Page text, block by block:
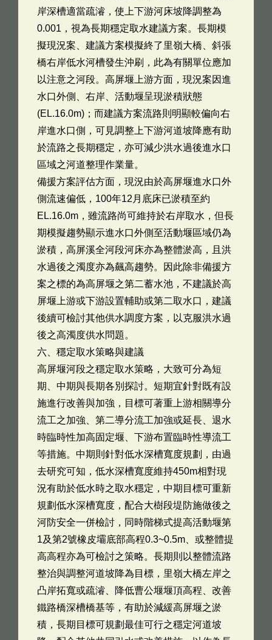
岸深槽適當疏濬，使上下游河床坡降調整為
0.001，視為長期穩定取水建議方案。長期模
擬現況案、建議方案模擬終了里嶺大橋、斜張
橋右岸低水河槽發生沖刷，此為有關單位應加
以注意之河段。高屏堰上游方面，現況案因進
水口外側、右岸、活動堰呈現淤積狀態
(EL.16.0m)；而建議方案流路則明顯較偏向右
岸進水口側，可見調整上下游河道坡降應有助
於流路之長期穩定，亦可減少洪水過後進水口
區域之河道整理作業量。
備援方案評估方面，現況由於高屏堰進水口外
側流速偏低，100年12月底床已淤積至約
EL.16.0m，雖流路尚可維持於右岸取水，但長
期模擬趨勢顯示進水口外側至活動堰區域仍為
淤積，高屏溪全河段河床亦為整體淤高，且洪
水過後之濁度亦為飆高趨勢。因此除非備援方
案之標的為高屏堰之第二蓄水池，不建議於高
屏堰上游或下游設置輔助或第二取水口，建議
後續可檢討其他供水調度方案，以克服洪水過
後之高濁度供水問題。
六、穩定取水策略與建議
高屏堰河段之穩定取水策略，大致可分為短
期、中期與長期各別探討。短期宜針對既有設
施進行改善與加強，目標可著重上游相關導分
流工之加強、第二導分流工加強或延長、退水
時臨時性加高固定堰、下游布置臨時性導流工
等措施。中期則針對低水深槽寬度規劃，由過
去研究可知，低水深槽寬度維持450m相對現
況有助於低水時之取水穩定，中期目標可重新
規劃低水深槽寬度，配合大樹段堤防施做後之
河防安全一併檢討，同時階梯式提高活動堰第
1及第2號橡皮壩底部高程0.3~0.5m、或整體提
高高程亦為可檢討之策略。長期則以整體流路
整治與調整河道坡降為目標，里嶺大橋左岸之
凸岸拓寬或疏濬、降低曹公堰堰頂高程、改善
鐵路橋深槽橋基等，有助於減緩高屏堰之淤
積，長期目標可規劃最佳可行之穩定河道坡